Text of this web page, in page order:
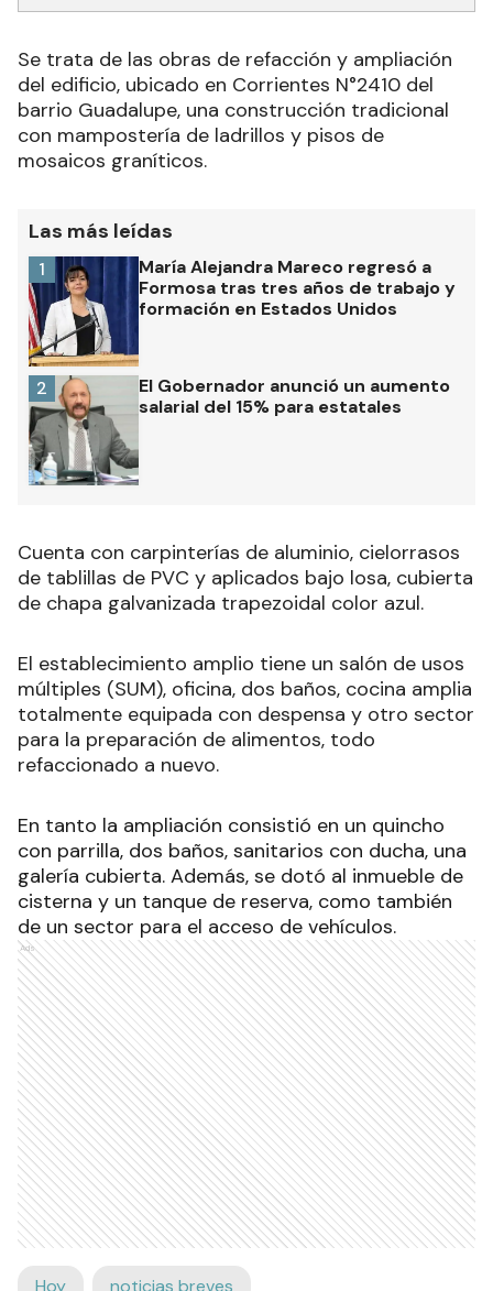
Se trata de las obras de refacción y ampliación
del edificio, ubicado en Corrientes N°2410 del
barrio Guadalupe, una construcción tradicional
con mampostería de ladrillos y pisos de
mosaicos graníticos.
Las más leídas
María Alejandra Mareco regresó a
Formosa tras tres años de trabajo y
formación en Estados Unidos
1
El Gobernador anunció un aumento
salarial del 15% para estatales
2
Cuenta con carpinterías de aluminio, cielorrasos
de tablillas de PVC y aplicados bajo losa, cubierta
de chapa galvanizada trapezoidal color azul.
El establecimiento amplio tiene un salón de usos
múltiples (SUM), oficina, dos baños, cocina amplia
totalmente equipada con despensa y otro sector
para la preparación de alimentos, todo
refaccionado a nuevo.
En tanto la ampliación consistió en un quincho
con parrilla, dos baños, sanitarios con ducha, una
galería cubierta. Además, se dotó al inmueble de
cisterna y un tanque de reserva, como también
de un sector para el acceso de vehículos.
Ads
Hoy noticias breves